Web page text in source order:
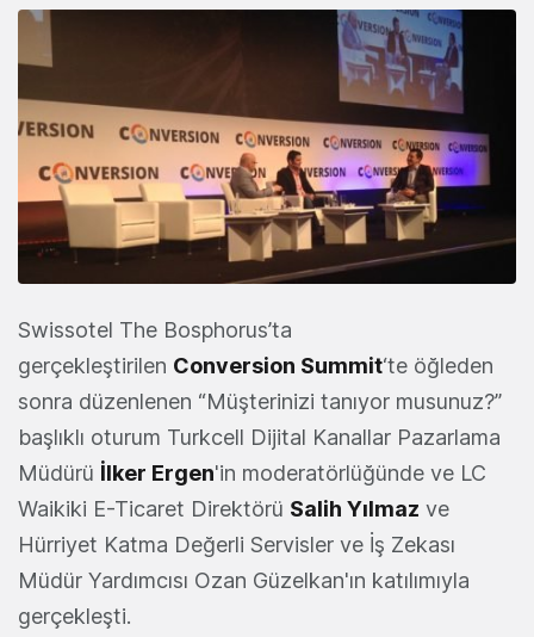
Swissotel The Bosphorus’ta
gerçekleştirilen Conversion Summit‘te öğleden
sonra düzenlenen “Müşterinizi tanıyor musunuz?”
başlıklı oturum Turkcell Dijital Kanallar Pazarlama
Müdürü İlker Ergen'in moderatörlüğünde ve LC
Waikiki E-Ticaret Direktörü Salih Yılmaz ve
Hürriyet Katma Değerli Servisler ve İş Zekası
Müdür Yardımcısı Ozan Güzelkan'ın katılımıyla
gerçekleşti.